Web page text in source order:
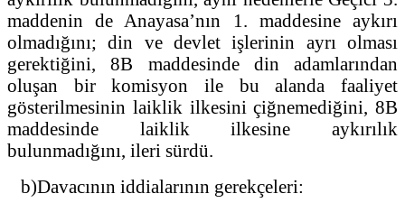
maddenin de Anayasa’nın 1. maddesine aykırı
olmadığını; din ve devlet işlerinin ayrı olması
gerektiğini, 8B maddesinde din adamlarından
oluşan bir komisyon ile bu alanda faaliyet
gösterilmesinin laiklik ilkesini çiğnemediğini, 8B
maddesinde laiklik ilkesine aykırılık
bulunmadığını, ileri sürdü.
b)Davacının iddialarının gerekçeleri: